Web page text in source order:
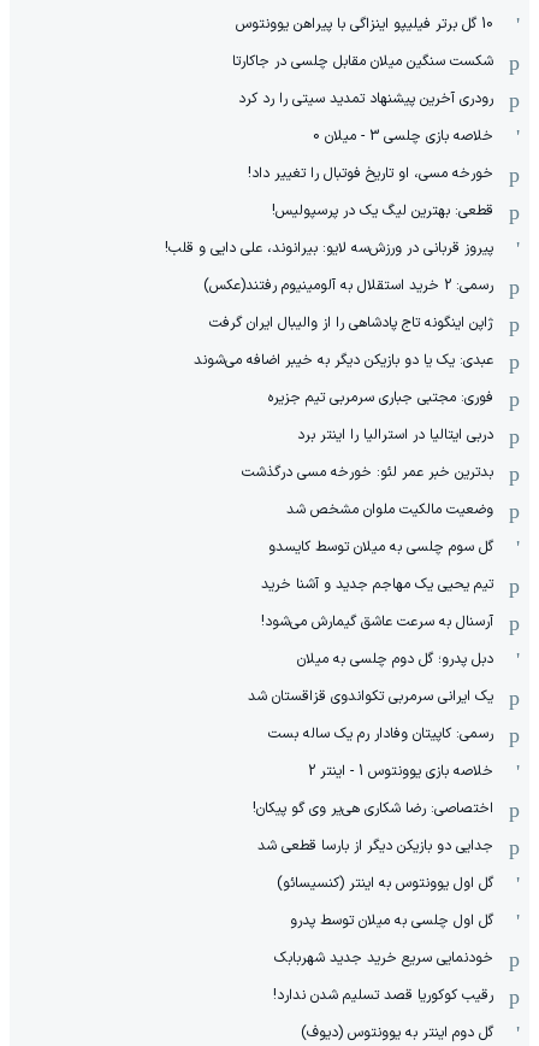
10 گل برتر فیلیپو اینزاگی با پیراهن یوونتوس
شکست سنگین میلان مقابل چلسی در جاکارتا
رودری آخرین پیشنهاد تمدید سیتی را رد کرد
خلاصه بازی چلسی 3 - میلان 0
خورخه مسی، او تاریخ فوتبال را تغییر داد!
قطعی: بهترین لیگ یک در پرسپولیس!
پیروز قربانی در ورزش‌سه لایو: بیرانوند، علی دایی و قلب!
رسمی: 2 خرید استقلال به آلومینیوم رفتند(عکس)
ژاپن اینگونه تاج پادشاهی را از والیبال ایران گرفت
عبدی: یک یا دو بازیکن دیگر به خیبر اضافه می‌شوند
فوری: مجتبی جباری سرمربی تیم جزیره
دربی ایتالیا در استرالیا را اینتر برد
بدترین خبر عمر لئو: خورخه مسی درگذشت
وضعیت مالکیت ملوان مشخص شد
گل سوم چلسی به میلان توسط کایسدو
تیم یحیی یک مهاجم جدید و آشنا خرید
آرسنال به سرعت عاشق گیمارش می‌شود!
دبل پدرو؛ گل دوم چلسی به میلان
یک ایرانی سرمربی تکواندوی قزاقستان شد
رسمی: کاپیتان وفادار رم یک ساله بست
خلاصه بازی یوونتوس 1 - اینتر 2
اختصاصی: رضا شکاری هی‌یر وی‌ گو پیکان!
جدایی دو بازیکن دیگر از بارسا قطعی شد
گل اول یوونتوس به اینتر (کنسیسائو)
گل اول چلسی به میلان توسط پدرو
خودنمایی سریع خرید جدید شهربابک
رقیب کوکوریا قصد تسلیم شدن ندارد!
گل دوم اینتر به یوونتوس (دیوف)